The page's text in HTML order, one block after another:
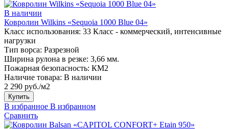
В наличии
Ковролин Wilkins «Sequoia 1000 Blue 04»
Класс использования: 33 Класс - коммерческий, интенсивные
нагрузки
Тип ворса: Разрезной
Ширина рулона в резке: 3,66 мм.
Пожарная безопасность: КМ2
Наличие товара: В наличии
2 290 руб./м2
Купить
В избранное В избранном
Сравнить